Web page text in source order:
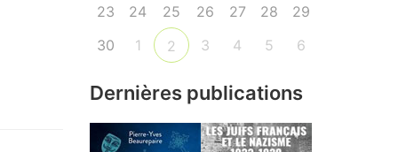
23
24 25 26 27 28
29
30
1 2 3 4 5 6
Dernières publications